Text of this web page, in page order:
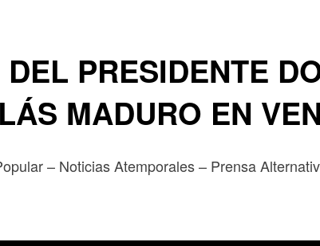
PRESIDENTE
MADURO EN
– Noticias Atemporales – Prensa